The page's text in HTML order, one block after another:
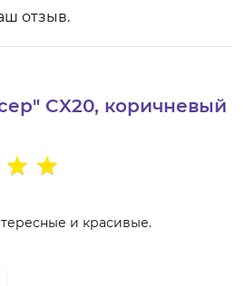
отзыв.
CX20, коричневый
и красивые.